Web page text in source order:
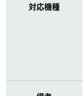
対応機種